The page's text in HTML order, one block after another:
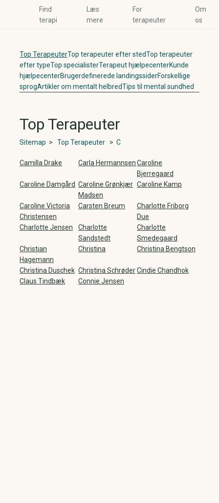
Find
terapi
Læs
mere
For
terapeuter
Om
os
Top TerapeuterTop terapeuter efter stedTop terapeuter
efter typeTop specialisterTerapeut hjælpecenterKunde
hjælpecenterBrugerdefinerede landingssiderForskellige
sprogArtikler om mentalt helbredTips til mental sundhed
Top Terapeuter
Sitemap > Top Terapeuter > C
Camilla Drake Carla HermannsenCaroline
Bjerregaard
Caroline Damgård Caroline Grønkjær
Madsen
Caroline Kamp
Caroline Victoria
Christensen
Carsten Breum
Charlotte Friborg
Due
Charlotte Jensen
Charlotte
Sandstedt
Charlotte
Smedegaard
Christian
Hagemann
Christina Christina Bengtson
Christina Duschek Christina SchrøderCindie Chandhok
Claus Tindbæk
Connie Jensen